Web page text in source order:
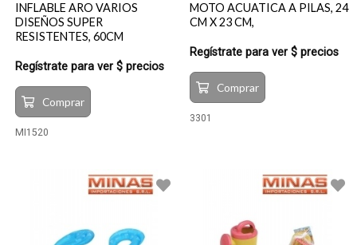
INFLABLE ARO VARIOS
DISEÑOS SUPER
RESISTENTES, 60CM
Regístrate para ver $ precios
Comprar
MI1520
MOTO ACUATICA A PILAS, 24
CM X 23 CM,
Regístrate para ver $ precios
Comprar
3301